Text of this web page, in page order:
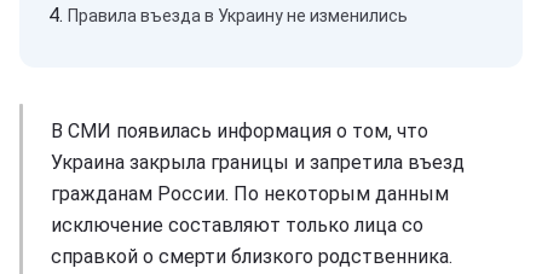
Правила въезда в Украину не изменились
В СМИ появилась информация о том, что
Украина закрыла границы и запретила въезд
гражданам России. По некоторым данным
исключение составляют только лица со
справкой о смерти близкого родственника.